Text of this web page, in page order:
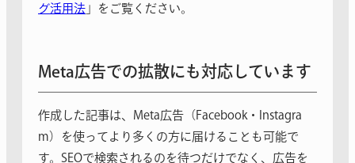
グ活用法 」をご覧ください。
Meta広告での拡散にも対応しています
作成した記事は、Meta広告（Facebook・Instagra
m）を使ってより多くの方に届けることも可能で
す。SEOで検索されるのを待つだけでなく、広告を